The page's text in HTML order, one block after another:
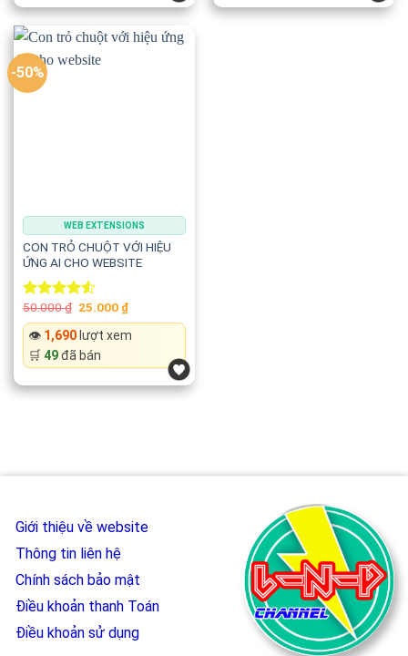
-50%
WEB EXTENSIONS
CON TRỎ CHUỘT VỚI HIỆU
ỨNG AI CHO WEBSITE
Rated
4.50out
of 5
50.000₫ Original
was:
50.000 ₫.
25.000 ₫Current
price
is:
25.000 ₫.
👁️ 1,690lượt xem
🛒 49đã bán
Giới thiệu về website
Thông tin liên hệ
Chính sách bảo mật
Điều khoản thanh Toán
Điều khoản sử dụng